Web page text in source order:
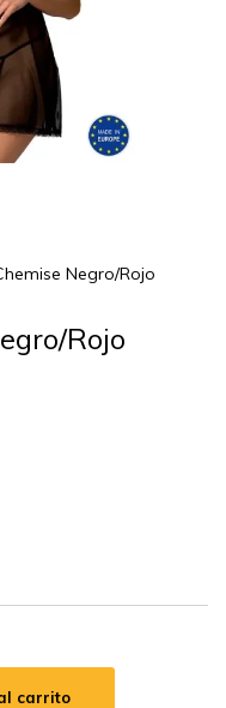
Negro/Rojo
Rojo
carrito